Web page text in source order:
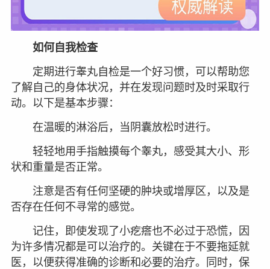
如何自我检查
定期进行睾丸自检是一个好习惯，可以帮助您
了解自己的身体状况，并在发现问题时及时采取行
动。以下是基本步骤：
在温暖的淋浴后，当阴囊放松时进行。
轻轻地用手指触摸每个睾丸，感受其大小、形
状和重量是否正常。
注意是否有任何坚硬的肿块或增厚区，以及是
否存在任何不寻常的感觉。
记住，即使发现了小疙瘩也不必过于恐慌，因
为许多情况都是可以治疗的。关键在于不要拖延就
医，以便获得准确的诊断和必要的治疗。同时，保